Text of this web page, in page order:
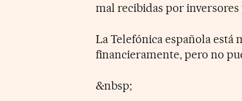
mal recibidas por inversores
La Telefónica española
financieramente, pero no
&nbsp;